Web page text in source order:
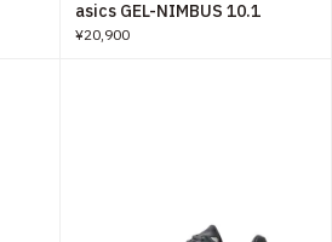
asics GEL-NIMBUS 10.1
¥20,900